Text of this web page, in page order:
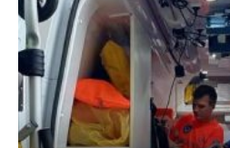
Utile
Publică gratuit anunțul tău!
Contact
Emisiuni
Prelucrarea datelor cu